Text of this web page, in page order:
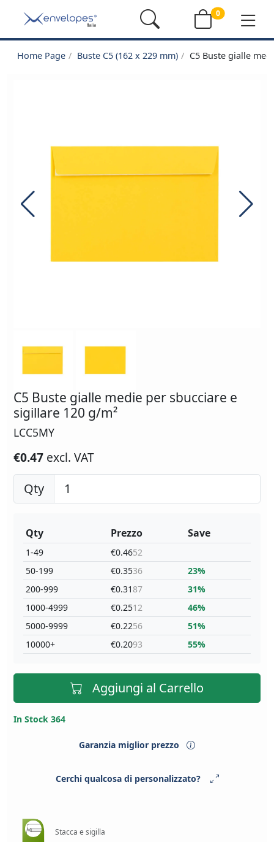
0
Home Page Buste C5 (162 x 229 mm) C5 Buste gialle
C5 Buste gialle medie per sbucciare e
sigillare 120 g/m²
LCC5MY
€0.47 excl. VAT
Qty
Qty
1-49
50-199
200-999
1000-4999
5000-9999
10000+
Prezzo
€0.4652
€0.3536
€0.3187
€0.2512
€0.2256
€0.2093
Save
23%
31%
46%
51%
55%
Aggiungi al Carrello
In Stock 364
Garanzia miglior prezzo
Cerchi qualcosa di personalizzato?
Stacca e sigilla